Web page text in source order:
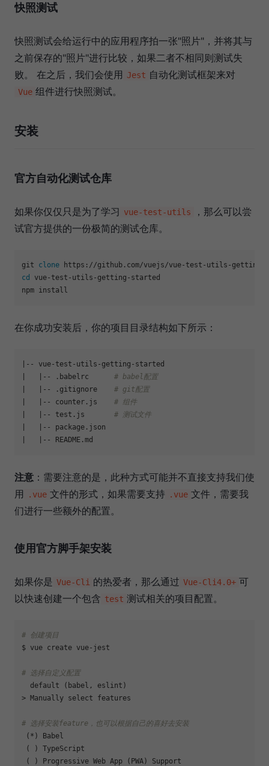
快照测试
快照测试会给运行中的应用程序拍一张"照片"，并将其与
之前保存的"照片"进行比较，如果二者不相同则测试失
败。 在之后，我们会使用 Jest 自动化测试框架来对
Vue 组件进行快照测试。
安装
官方自动化测试仓库
如果你仅仅只是为了学习 vue-test-utils
，那么可以尝
试官方提供的一份极简的测试仓库。
git clone
cd
vue-test-utils-getting-started
在你成功安装后，你的项目目录结构如下所示：
|-- vue-test-utils-getting-started
|   |-- .babelrc # babel配置
|   |-- .gitignore # git配置
|   |-- counter.js # 组件
|   |-- test.js # 测试文件
|   |-- package.json
注意 ：需要注意的是，此种方式可能并不直接支持我们使
用
.vue 文件的形式，如果需要支持 .vue 文件，需要我
们进行一些额外的配置。
使用官方脚手架安装
如果你是 Vue-Cli 的热爱者，那么通过 Vue-Cli4.0+ 可
以快速创建一个包含 test 测试相关的项目配置。
# 创建项目
$ vue create vue-jest
# 选择自定义配置
  default (babel, eslint)
> Manually select features
# 选择安装feature，也可以根据自己的喜好去安装
(*) Babel
( ) TypeScript
( ) Progressive Web App (PWA) Support